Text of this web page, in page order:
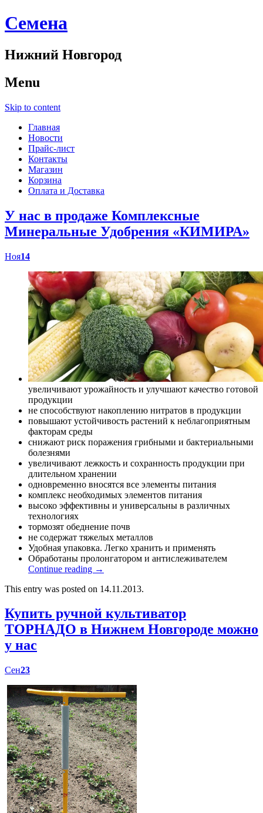
Cемена
Нижний Новгород
Menu
Skip to content
Главная
Новости
Прайс-лист
Контакты
Магазин
Корзина
Оплата и Доставка
У нас в продаже Комплексные
Минеральные Удобрения «КИМИРА»
Ноя14
увеличивают урожайность и улучшают качество готовой
продукции
не способствуют накоплению нитратов в продукции
повышают устойчивость растений к неблагоприятным
факторам среды
снижают риск поражения грибными и бактериальными
болезнями
увеличивают лежкость и сохранность продукции при
длительном хранении
одновременно вносятся все элементы питания
комплекс необходимых элементов питания
высоко эффективны и универсальны в различных
технологиях
тормозят обеднение почв
не содержат тяжелых металлов
Удобная упаковка. Легко хранить и применять
Обработаны пролонгатором и антислеживателем
Continue reading →
This entry was posted on 14.11.2013.
Купить ручной культиватор
ТОРНАДО в Нижнем Новгороде можно
у нас
Сен23